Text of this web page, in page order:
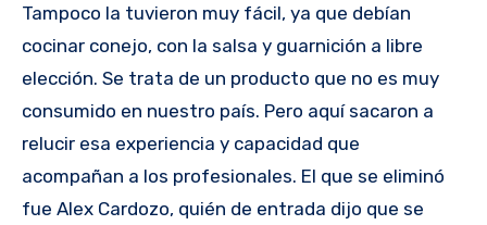
Tampoco la tuvieron muy fácil, ya que debían
cocinar conejo, con la salsa y guarnición a libre
elección. Se trata de un producto que no es muy
consumido en nuestro país. Pero aquí sacaron a
relucir esa experiencia y capacidad que
acompañan a los profesionales. El que se eliminó
fue Alex Cardozo, quién de entrada dijo que se